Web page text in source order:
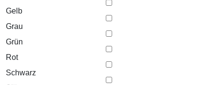
Gelb
Grau
Grün
Rot
Schwarz